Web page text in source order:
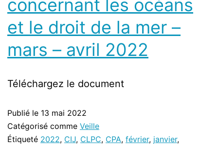
concernant les océans
et le droit de la mer –
mars – avril 2022
Téléchargez le document
Publié le 13 mai 2022
Catégorisé comme Veille
Étiqueté 2022, CIJ, CLPC, CPA, février, janvier,